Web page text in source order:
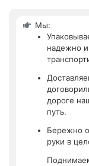
Мы:
надежно
дороге
путь.
Бережно
руки в